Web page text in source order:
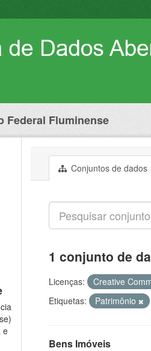
Federal Fluminense
e
Conjuntos de dados
1 conjunto de
Licenças: Creative
Etiquetas:
Patrimônio
Bens Imóveis